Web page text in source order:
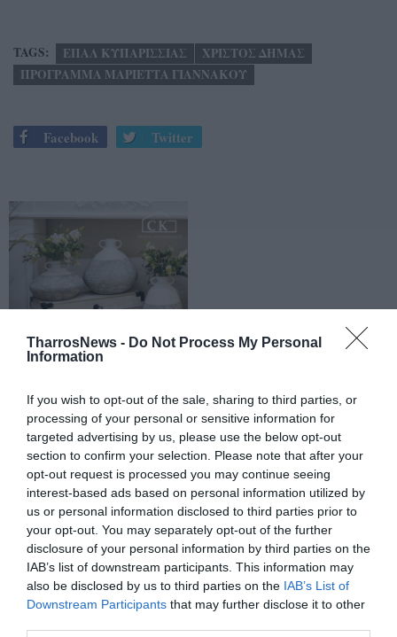
TharrosNews - Do Not Process My Personal
Information
If you wish to opt-out of the sale, sharing to third parties, or
processing of your personal or sensitive information for
targeted advertising by us, please use the below opt-out
section to confirm your selection. Please note that after your
opt-out request is processed you may continue seeing
interest-based ads based on personal information utilized by
us or personal information disclosed to third parties prior to
your opt-out. You may separately opt-out of the further
disclosure of your personal information by third parties on the
IAB’s list of downstream participants. This information may
also be disclosed by us to third parties on the IAB’s List of
Downstream Participants that may further disclose it to other
TAGS: ΕΠΑΛ ΚΥΠΑΡΙΣΣΙΑΣ
ΧΡΙΣΤΟΣ ΔΗΜΑΣ
ΠΡΟΓΡΑΜΜΑ ΜΑΡΙΕΤΤΑ ΓΙΑΝΝΑΚΟΥ
Facebook Twitter